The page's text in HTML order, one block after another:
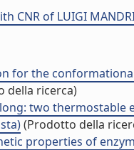
CNR of LUIGI
for the
della ricerca)
two
(Prodotto della
properties of